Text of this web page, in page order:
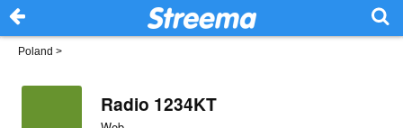
Poland >
Radio 1234KT